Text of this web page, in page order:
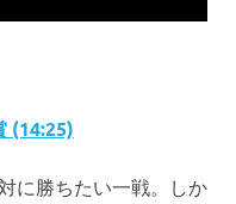
(14:25)
に勝ちたい一戦。しか